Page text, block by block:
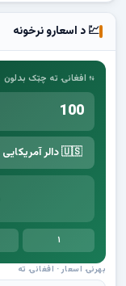
💹 د اسعارو نرخونه
⇅ افغانۍ ته چټک بدلون
۱
بهرنۍ اسعار · افغانۍ ته